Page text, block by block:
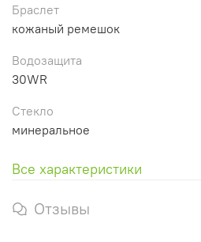
Браслет
кожаный ремешок
Водозащита
30WR
Стекло
минеральное
Все характеристики
Отзывы